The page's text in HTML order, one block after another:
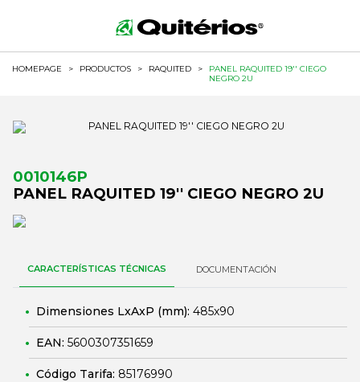
HOMEPAGE > PRODUCTOS > RAQUITED >
PANEL RAQUITED 19'' CIEGO
NEGRO 2U
0010146P
PANEL RAQUITED 19'' CIEGO NEGRO 2U
CARACTERÍSTICAS TÉCNICAS DOCUMENTACIÓN
Dimensiones LxAxP (mm): 485x90
EAN: 5600307351659
Código Tarifa: 85176990